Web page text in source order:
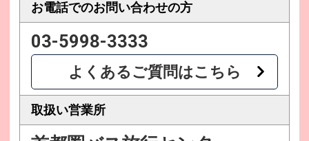
お電話でのお問い合わせの方
03-5998-3333
よくあるご質問はこちら
取扱い営業所